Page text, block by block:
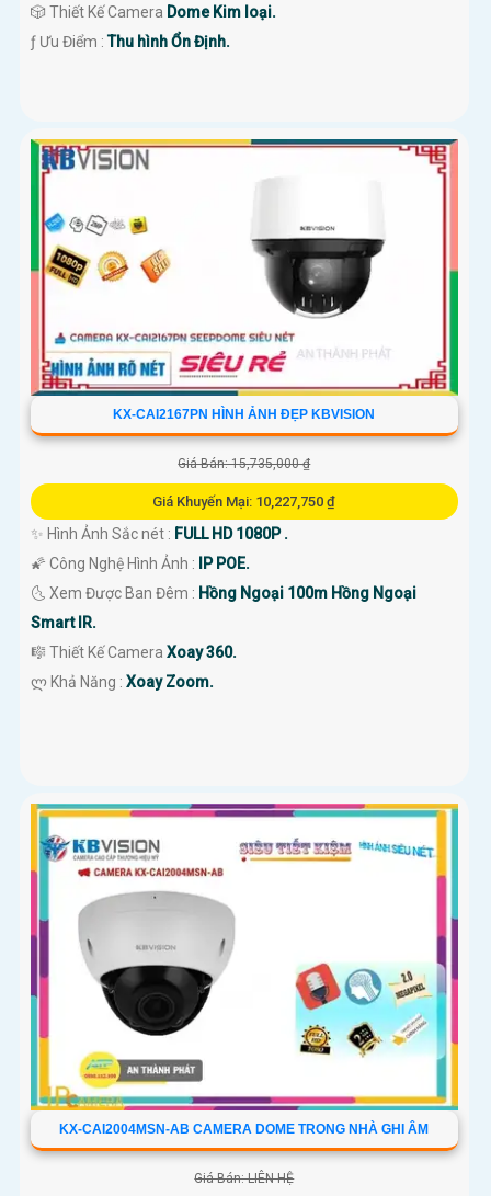
🎲 Thiết Kế Camera Dome Kim loại.
️ƒ Ưu Điểm :Thu hình Ổn Định.
KX-CAI2167PN HÌNH ẢNH ĐẸP KBVISION
Giá Bán: 15,735,000 ₫
Giá Khuyến Mại: 10,227,750 ₫
✨ Hình Ảnh Sắc nét : FULL HD 1080P .
🌠 Công Nghệ Hình Ảnh : IP POE.
🌜 Xem Được Ban Đêm : Hồng Ngoại 100m Hồng Ngoại
Smart IR.
🎼️ Thiết Kế Camera Xoay 360.
️ლ Khả Năng : Xoay Zoom.
KX-CAI2004MSN-AB CAMERA DOME TRONG NHÀ GHI ÂM
Giá Bán: LIÊN HỆ